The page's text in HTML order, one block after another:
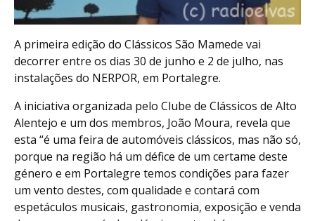
A primeira edição do Clássicos São Mamede vai
decorrer entre os dias 30 de junho e 2 de julho, nas
instalações do NERPOR, em Portalegre.
A iniciativa organizada pelo Clube de Clássicos de Alto
Alentejo e um dos membros, João Moura, revela que
esta “é uma feira de automóveis clássicos, mas não só,
porque na região há um défice de um certame deste
género e em Portalegre temos condições para fazer
um vento destes, com qualidade e contará com
espetáculos musicais, gastronomia, exposição e venda